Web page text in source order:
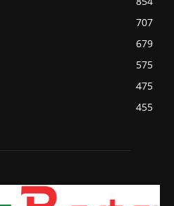
707
679
575
475
455